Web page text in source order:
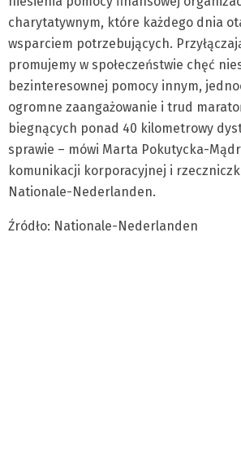
charytatywnym, które każdego dnia
wsparciem potrzebujących.
promujemy w społeczeństwie chęć
bezinteresownej pomocy innym,
ogromne zaangażowanie i trud
biegnących ponad 40 kilometrowy
sprawie – mówi Marta Pokutycka-
komunikacji korporacyjnej i
Nationale-Nederlanden.
Źródło: Nationale-Nederlanden